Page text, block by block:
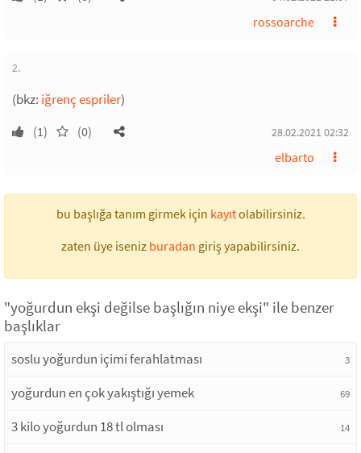
rossoarche
2.
(bkz: iğrenç espriler)
(1) (0) 28.02.2021 02:32
elbarto
bu başlığa tanım girmek için kayıtolabilirsiniz.
zaten üye iseniz buradan giriş yapabilirsiniz.
"yoğurdun ekşi değilse başlığın niye ekşi" ile benzer
başlıklar
soslu yoğurdun içimi ferahlatması 3
yoğurdun en çok yakıştığı yemek 69
3 kilo yoğurdun 18 tl olması 14